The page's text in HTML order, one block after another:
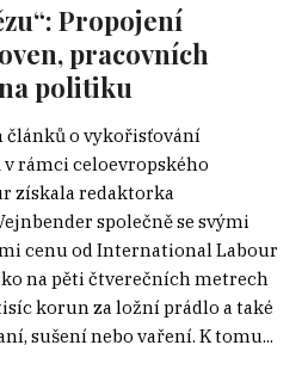
Propojení
pracovních
politiku
o vykořisťování
rámci celoevropského
získala redaktorka
společně se svými
cenu od International Labour
na pěti čtverečních metrech
korun za ložní prádlo a také
sušení nebo vaření. K tomu...